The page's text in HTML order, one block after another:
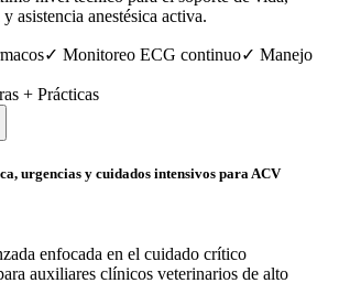
asistencia anestésica activa.
✓ Monitoreo ECG continuo✓ Manejo
+ Prácticas
urgencias y cuidados intensivos para ACV
enfocada en el cuidado crítico
auxiliares clínicos veterinarios de alto